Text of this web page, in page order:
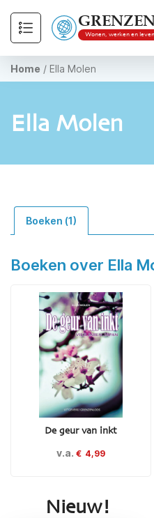
Wonen, werken en
Home / Ella Molen
Ella Molen
Boeken (1)
Boeken over Ella
De geur van inkt
v.a. € 4,99
Nieuw!